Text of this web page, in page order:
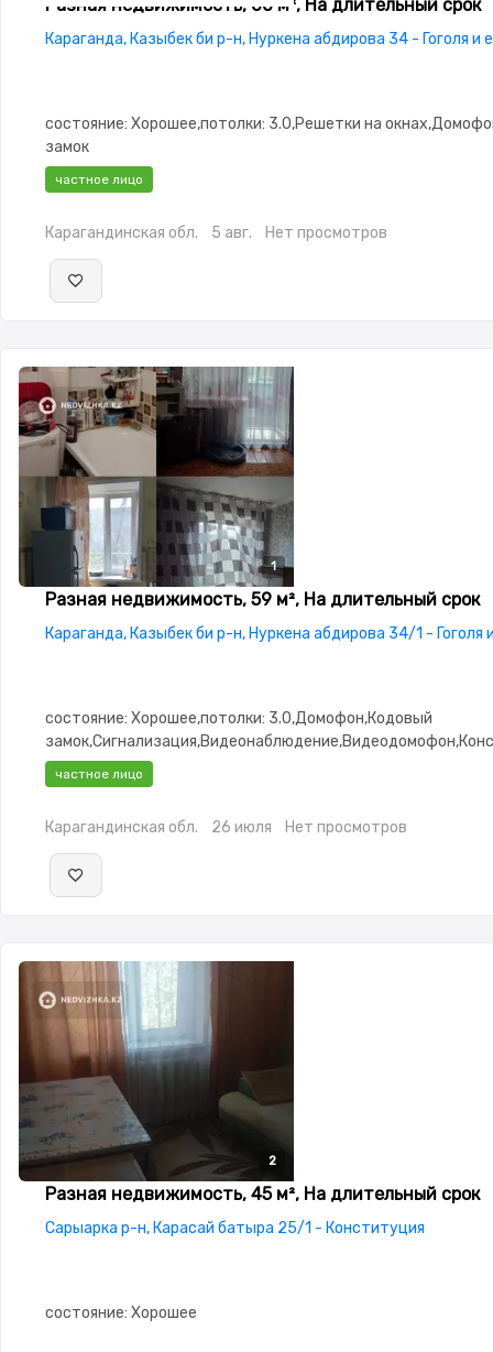
Разная недвижимость, 60 м², На длительный срок
Караганда, Казыбек би р-н, Нуркена абдирова 34 - Гоголя и
состояние: Хорошее,потолки: 3.0,Решетки на
замок
частное лицо
Карагандинская обл. 5 авг. Нет просмотров
1
Разная недвижимость, 59 м², На длительный срок
Караганда, Казыбек би р-н, Нуркена абдирова 34/1 - Гоголя
состояние: Хорошее,потолки: 3.0,Домофон,Кодовый
частное лицо
Карагандинская обл. 26 июля Нет просмотров
2
2
Разная недвижимость, 45 м², На длительный срок
Сарыарка р-н, Карасай батыра 25/1 - Конституция
состояние: Хорошее